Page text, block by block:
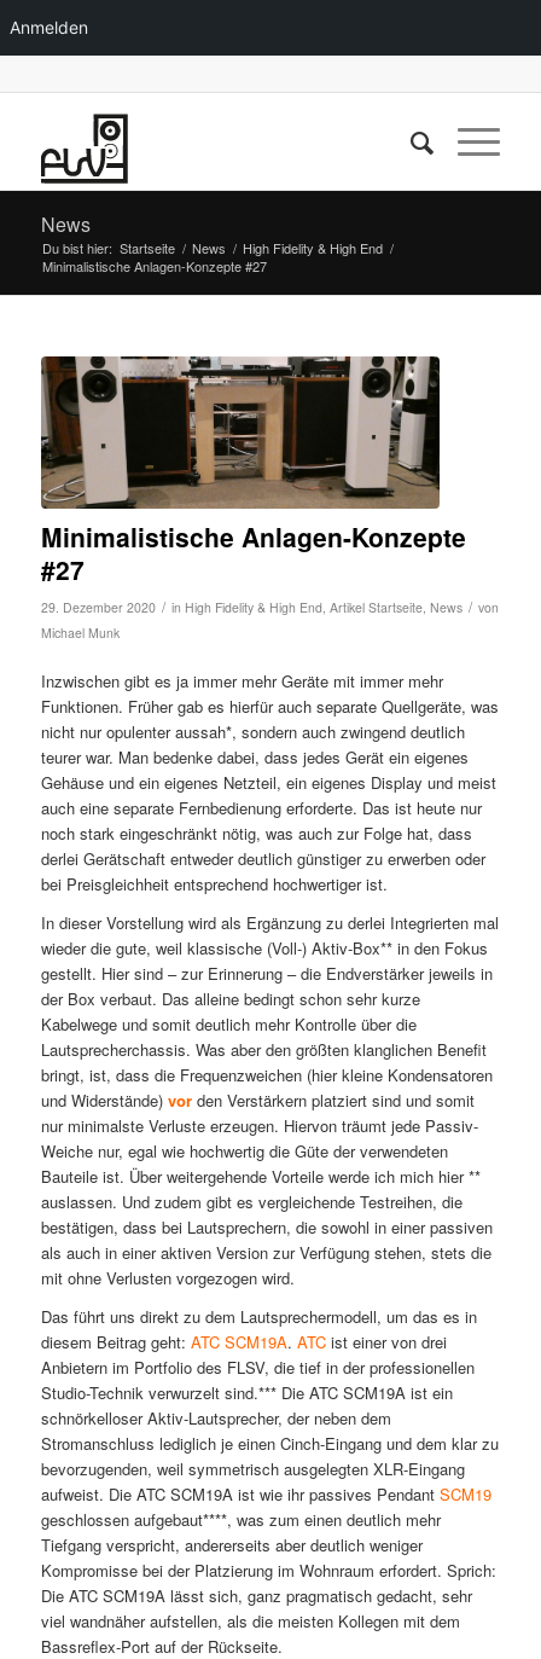
Anmelden
News
Du bist hier: Startseite / News / High Fidelity & High End /
Minimalistische Anlagen-Konzepte #27
Minimalistische Anlagen-Konzepte
#27
29. Dezember 2020 / in High Fidelity & High End, Artikel Startseite, News / von
Michael Munk
Inzwischen gibt es ja immer mehr Geräte mit immer mehr
Funktionen. Früher gab es hierfür auch separate Quellgeräte, was
nicht nur opulenter aussah*, sondern auch zwingend deutlich
teurer war. Man bedenke dabei, dass jedes Gerät ein eigenes
Gehäuse und ein eigenes Netzteil, ein eigenes Display und meist
auch eine separate Fernbedienung erforderte. Das ist heute nur
noch stark eingeschränkt nötig, was auch zur Folge hat, dass
derlei Gerätschaft entweder deutlich günstiger zu erwerben oder
bei Preisgleichheit entsprechend hochwertiger ist.
In dieser Vorstellung wird als Ergänzung zu derlei Integrierten mal
wieder die gute, weil klassische (Voll-) Aktiv-Box** in den Fokus
gestellt. Hier sind – zur Erinnerung – die Endverstärker jeweils in
der Box verbaut. Das alleine bedingt schon sehr kurze
Kabelwege und somit deutlich mehr Kontrolle über die
Lautsprecherchassis. Was aber den größten klanglichen Benefit
bringt, ist, dass die Frequenzweichen (hier kleine Kondensatoren
und Widerstände) vorden Verstärkern platziert sind und somit
nur minimalste Verluste erzeugen. Hiervon träumt jede Passiv-
Weiche nur, egal wie hochwertig die Güte der verwendeten
Bauteile ist. Über weitergehende Vorteile werde ich mich hier **
auslassen. Und zudem gibt es vergleichende Testreihen, die
bestätigen, dass bei Lautsprechern, die sowohl in einer passiven
als auch in einer aktiven Version zur Verfügung stehen, stets die
mit ohne Verlusten vorgezogen wird.
Das führt uns direkt zu dem Lautsprechermodell, um das es in
diesem Beitrag geht: ATC SCM19A. ATCist einer von drei
Anbietern im Portfolio des FLSV, die tief in der professionellen
Studio-Technik verwurzelt sind.*** Die ATC SCM19A ist ein
schnörkelloser Aktiv-Lautsprecher, der neben dem
Stromanschluss lediglich je einen Cinch-Eingang und dem klar zu
bevorzugenden, weil symmetrisch ausgelegten XLR-Eingang
aufweist. Die ATC SCM19A ist wie ihr passives Pendant SCM19
geschlossen aufgebaut****, was zum einen deutlich mehr
Tiefgang verspricht, andererseits aber deutlich weniger
Kompromisse bei der Platzierung im Wohnraum erfordert. Sprich:
Die ATC SCM19A lässt sich, ganz pragmatisch gedacht, sehr
viel wandnäher aufstellen, als die meisten Kollegen mit dem
Bassreflex-Port auf der Rückseite.